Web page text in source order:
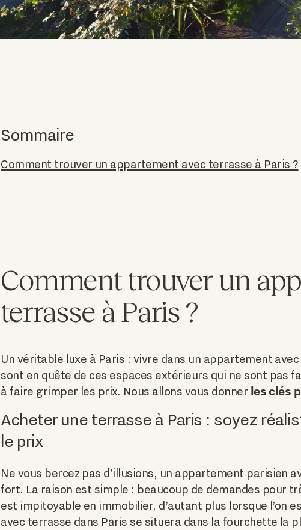
Sommaire
Comment trouver un appartement avec terrasse à Paris ?
Comment trouver un
terrasse à Paris ?
Un véritable luxe à Paris : vivre dans un appartement
sont en quête de ces espaces extérieurs qui ne sont pas
à faire grimper les prix. Nous allons vous donner les clés
Acheter une terrasse à Paris : soyez
le prix
Ne vous bercez pas d’illusions, un appartement parisien
fort. La raison est simple : beaucoup de demandes pour
est impitoyable en immobilier, d’autant plus lorsque l’on
avec terrasse dans Paris se situera dans la fourchette la